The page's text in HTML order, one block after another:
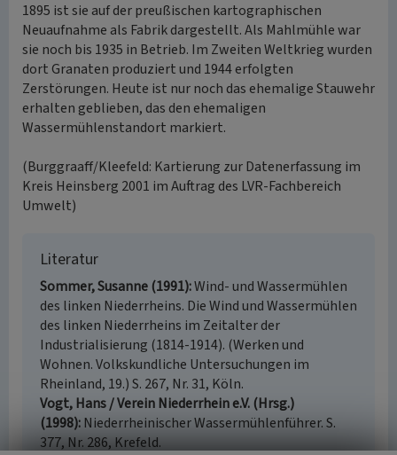
1895 ist sie auf der preußischen kartographischen
Neuaufnahme als Fabrik dargestellt. Als Mahlmühle war
sie noch bis 1935 in Betrieb. Im Zweiten Weltkrieg wurden
dort Granaten produziert und 1944 erfolgten
Zerstörungen. Heute ist nur noch das ehemalige Stauwehr
erhalten geblieben, das den ehemaligen
Wassermühlenstandort markiert.
(Burggraaff/Kleefeld: Kartierung zur Datenerfassung im
Kreis Heinsberg 2001 im Auftrag des LVR-Fachbereich
Umwelt)
Literatur
Sommer, Susanne (1991) Wind- und Wassermühlen
des linken Niederrheins. Die Wind und Wassermühlen
des linken Niederrheins im Zeitalter der
Industrialisierung (1814-1914). (Werken und
Wohnen. Volkskundliche Untersuchungen im
Rheinland, 19.) S. 267, Nr. 31, Köln.
Vogt, Hans / Verein Niederrhein e.V. (Hrsg.)
(1998) Niederrheinischer Wassermühlenführer. S.
377, Nr. 286, Krefeld.